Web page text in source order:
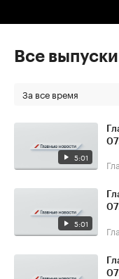
Все
За все время
5:01
5:01